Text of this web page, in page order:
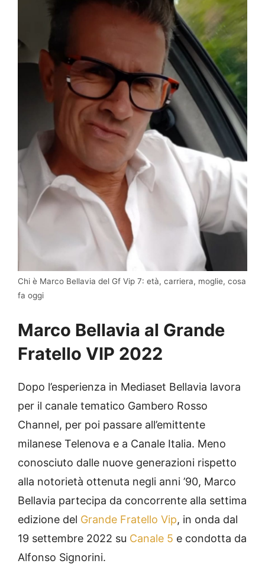
Chi è Marco Bellavia del Gf Vip 7: età, carriera, moglie, cosa
fa oggi
Marco Bellavia al Grande
Fratello VIP 2022
Dopo l’esperienza in Mediaset Bellavia lavora
per il canale tematico Gambero Rosso
Channel, per poi passare all’emittente
milanese Telenova e a Canale Italia. Meno
conosciuto dalle nuove generazioni rispetto
alla notorietà ottenuta negli anni ’90, Marco
Bellavia partecipa da concorrente alla settima
edizione del Grande Fratello Vip, in onda dal
19 settembre 2022 su Canale 5 e condotta da
Alfonso Signorini.